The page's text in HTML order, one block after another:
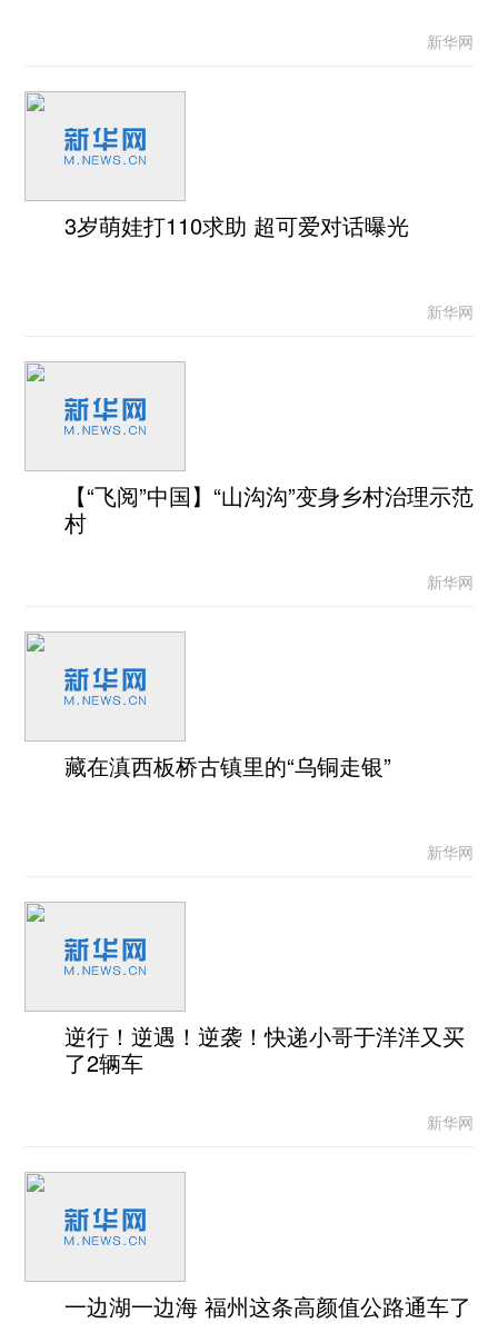
新华网
3岁萌娃打110求助 超可爱对话曝光
新华网
【“飞阅”中国】“山沟沟”变身乡村治理示范
村
新华网
藏在滇西板桥古镇里的“乌铜走银”
新华网
逆行！逆遇！逆袭！快递小哥于洋洋又买
了2辆车
新华网
一边湖一边海 福州这条高颜值公路通车了